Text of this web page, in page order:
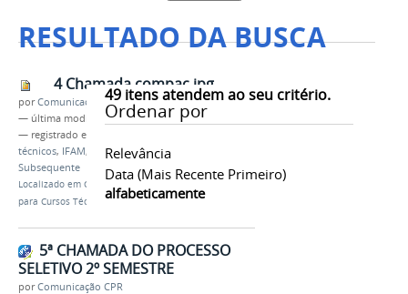
RESULTADO DA BUSCA
49itens atendem ao seu critério.
Ordenar por
Relevância
Data (mais Recente Primeiro)
alfabeticamente
4 Chamada compac.jpg
porComunicação CPR
— última modificação08/02/2022 20h28
— registrado em:
técnicos, IFAM, Campus Parintins
Subsequente
Localizado em CAMPUS /
para Cursos Técnicos - 4ª chamada
5ª CHAMADA DO PROCESSO
SELETIVO 2º SEMESTRE
porComunicação CPR